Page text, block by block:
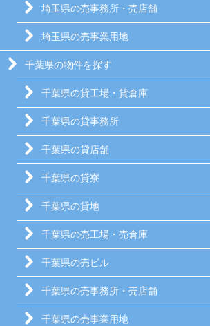
埼玉県の売事務所・売店舗
埼玉県の売事業用地
千葉県の物件を探す
千葉県の貸工場・貸倉庫
千葉県の貸事務所
千葉県の貸店舗
千葉県の貸寮
千葉県の貸地
千葉県の売工場・売倉庫
千葉県の売ビル
千葉県の売事務所・売店舗
千葉県の売事業用地